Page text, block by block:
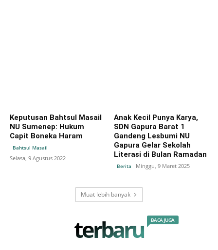
Keputusan Bahtsul Masail
NU Sumenep: Hukum
Capit Boneka Haram
Bahtsul Masail
Selasa, 9 Agustus 2022
Anak Kecil Punya Karya,
SDN Gapura Barat 1
Gandeng Lesbumi NU
Gapura Gelar Sekolah
Literasi di Bulan Ramadan
Berita Minggu, 9 Maret 2025
Muat lebih banyak
terbaru BACA JUGA